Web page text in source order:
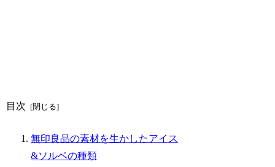
目次
無印良品の素材を生かしたアイス
&ソルベの種類